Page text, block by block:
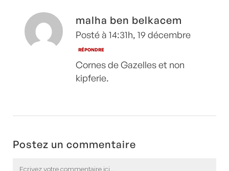
malha ben belkacem
Posté à 14:31h, 19 décembre
RÉPONDRE
Cornes de Gazelles et non
kipferie.
Postez un commentaire